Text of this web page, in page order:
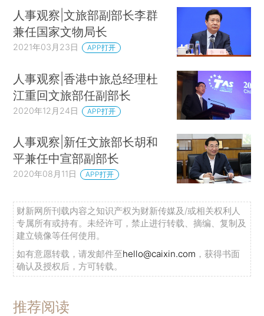
人事观察|文旅部副部长李群
兼任国家文物局长
2021年03月23日 APP打开
人事观察|香港中旅总经理杜
江重回文旅部任副部长
2020年12月24日 APP打开
人事观察|新任文旅部长胡和
平兼任中宣部副部长
2020年08月11日 APP打开
财新网所刊载内容之知识产权为财新传媒及/或相关权利人
专属所有或持有。未经许可，禁止进行转载、摘编、复制及
建立镜像等任何使用。
如有意愿转载，请发邮件至hello@caixin.com ，获得书面
确认及授权后，方可转载。
推荐阅读